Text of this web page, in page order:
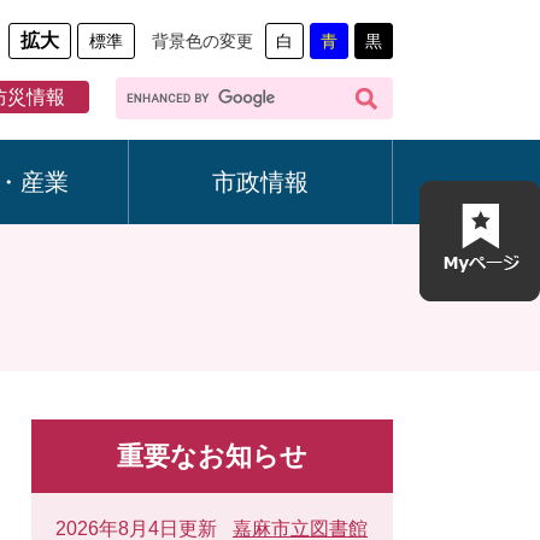
拡大 標準 背景色の変更 白 青 黒
災情報
G
o
産業 市政情報
重要なお知らせ
2026年8月4日更新
嘉麻市立図書館